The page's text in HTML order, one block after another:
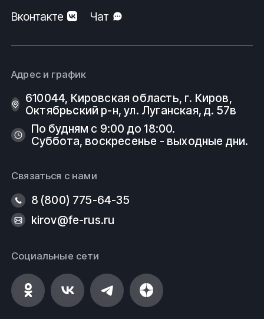
Вконтакте
Чат
Адрес и график
610044, Кировская область, г. Киров, ​
Октябрьский р-н, ​ул. Луганская, д. 57в
По будням с 9:00 до 18:00.
Суббота, воскресенье - выходные дни.
Связаться с нами
8 (800) 775-64-35
kirov@fe-rus.ru
Социальные сети